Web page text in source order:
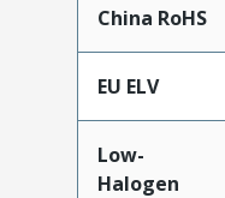
China RoHS
EU ELV
Low-
Halogen